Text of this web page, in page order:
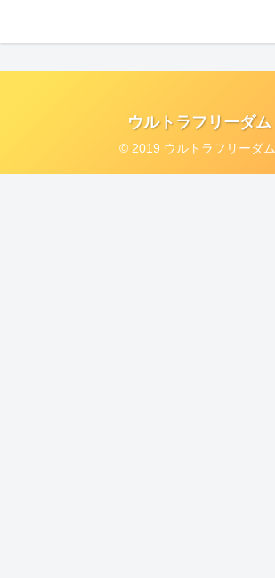
ウルトラフリーダム
© 2019 ウルトラフリーダム.